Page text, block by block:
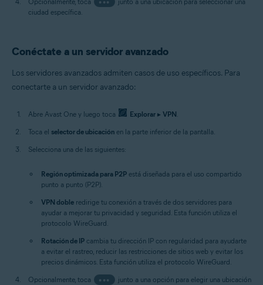
ciudad específica.
Conéctate a un servidor avanzado
Los servidores avanzados admiten casos de uso específicos. Para
conectarte a un servidor avanzado:
Abre Avast One y luego toca Explorar ▸ VPN.
Toca el selector de ubicación en la parte inferior de la pantalla.
Selecciona una de las siguientes:
Región optimizada para P2P está diseñada para el uso compartido
punto a punto (P2P).
VPN doble redirige tu conexión a través de dos servidores para
ayudar a mejorar tu privacidad y seguridad. Esta función utiliza el
protocolo WireGuard.
Rotación de IP cambia tu dirección IP con regularidad para ayudarte
a evitar el rastreo, reducir las restricciones de sitios web y evitar los
precios dinámicos. Esta función utiliza el protocolo WireGuard.
Opcionalmente, toca
•••
junto a una opción para elegir una ubicación